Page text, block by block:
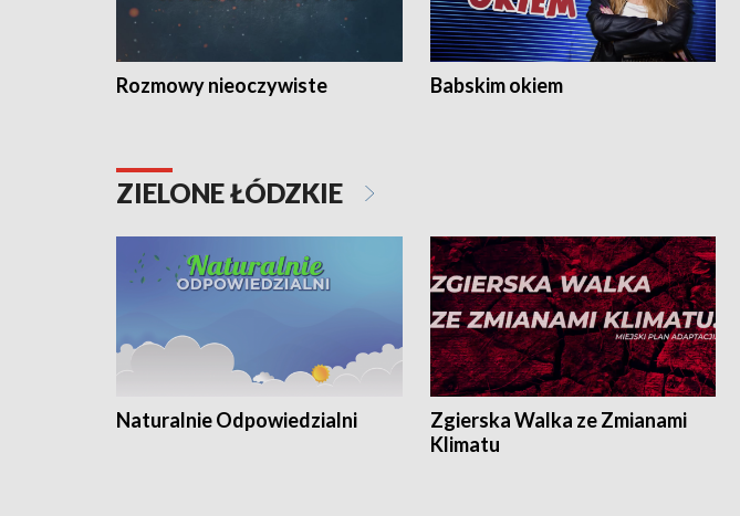
Rozmowy nieoczywiste Babskim okiem
ZIELONE ŁÓDZKIE
Naturalnie Odpowiedzialni
Zgierska Walka ze Zmianami
Klimatu